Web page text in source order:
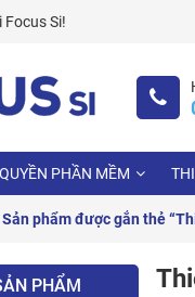
Focus Si!
PHẦN MỀM
phẩm được gắn thẻ
PHẨM